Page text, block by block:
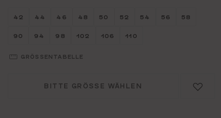
Größe wählen
42 Größe wählen
44 Größe wählen
46 Größe wählen
48 Größe wählen
50 Größe wählen
52 Größe wählen
54 Größe
56 Größe
58
Größe wählen
90 Größe wählen
94 Größe wählen
98 Größe wählen
102 Größe wählen
106 Größe wählen
110
GRÖSSENTABELLE
BITTE GRÖSSE WÄHLEN